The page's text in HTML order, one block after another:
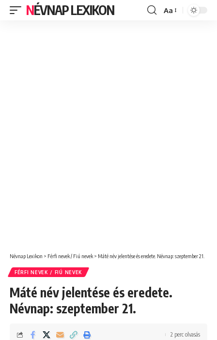
NÉVNAP LEXIKON
Font
Aa
Névnap Lexikon > Férfi nevek / Fiú nevek > Máté név jelentése és eredete. Névnap: szeptember 21.
FÉRFI NEVEK / FIÚ NEVEK
Máté név jelentése és eredete.
Névnap: szeptember 21.
2 perc olvasás